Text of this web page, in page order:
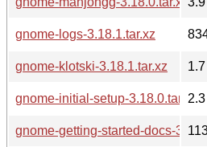
gnome-logs-3.18.1.tar.xz
gnome-klotski-3.18.1.tar.xz
gnome-initial-setup-3.18.0.tar.xz
gnome-getting-started-docs-